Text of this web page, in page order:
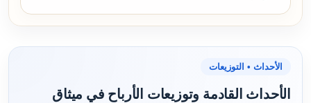
الأحداث • التوزيعات
الأحداث القادمة وتوزيعات الأرباح في ميثاق